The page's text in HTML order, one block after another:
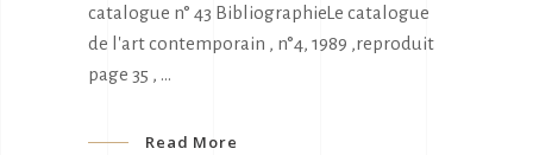
catalogue n° 43 BibliographieLe catalogue
de l'art contemporain , n°4, 1989 ,reproduit
page 35 ,
Read More